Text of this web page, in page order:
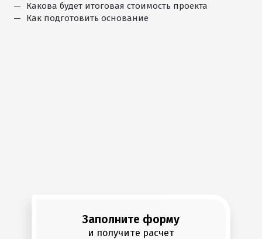
Какова будет итоговая стоимость проекта
Как подготовить основание
Заполните форму
и получите расчет